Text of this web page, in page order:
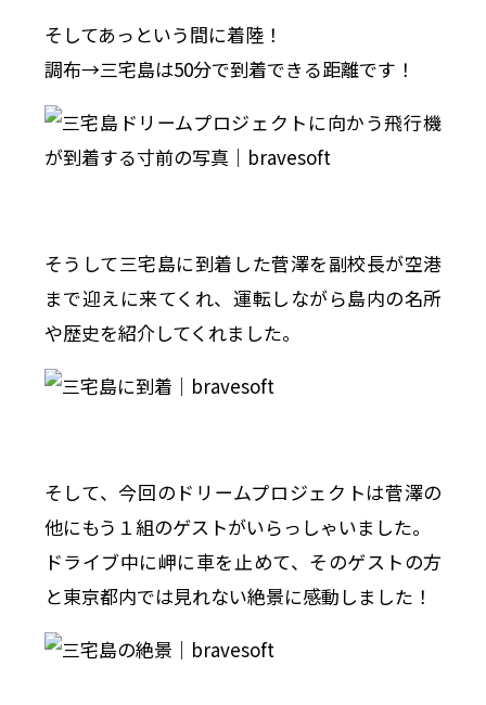
そしてあっという間に着陸！
調布→三宅島は50分で到着できる距離です！
そうして三宅島に到着した菅澤を副校長が空港
まで迎えに来てくれ、運転しながら島内の名所
や歴史を紹介してくれました。
そして、今回のドリームプロジェクトは菅澤の
他にもう１組のゲストがいらっしゃいました。
ドライブ中に岬に車を止めて、そのゲストの方
と東京都内では見れない絶景に感動しました！